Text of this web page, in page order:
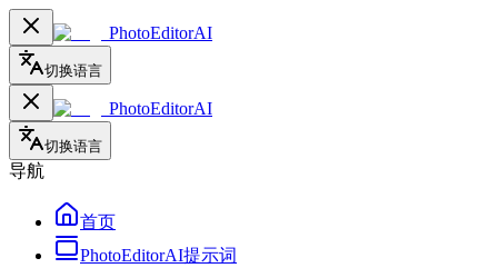
PhotoEditorAI
切换语言
PhotoEditorAI
切换语言
导航
首页
PhotoEditorAI提示词